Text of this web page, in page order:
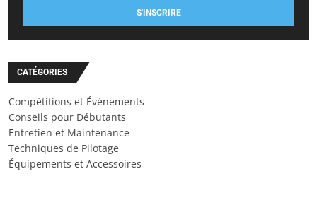
S'INSCRIRE
CATÉGORIES
Compétitions et Événements
Conseils pour Débutants
Entretien et Maintenance
Techniques de Pilotage
Équipements et Accessoires